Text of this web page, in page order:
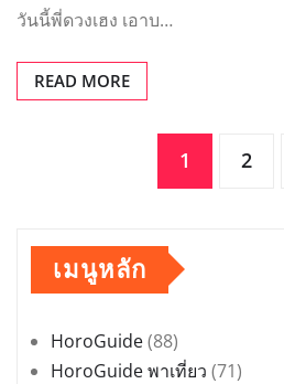
วันนี้พี่ดวงเฮง เอาบ…
READ MORE
pagination
1 2
เมนูหลัก
HoroGuide(88)
HoroGuide พาเที่ยว (71)